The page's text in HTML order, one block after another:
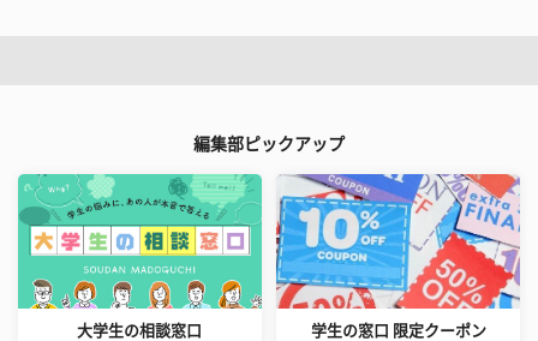
編集部ピックアップ
大学生の相談窓口 学生の窓口 限定クーポン